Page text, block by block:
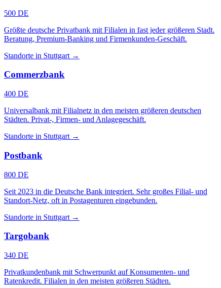
500 DE
Größte deutsche Privatbank mit Filialen in fast jeder größeren Stadt.
Beratung, Premium-Banking und Firmenkunden-Geschäft.
Standorte in Stuttgart →
Commerzbank
400 DE
Universalbank mit Filialnetz in den meisten größeren deutschen
Städten. Privat-, Firmen- und Anlagegeschäft.
Standorte in Stuttgart →
Postbank
800 DE
Seit 2023 in die Deutsche Bank integriert. Sehr großes Filial- und
Standort-Netz, oft in Postagenturen eingebunden.
Standorte in Stuttgart →
Targobank
340 DE
Privatkundenbank mit Schwerpunkt auf Konsumenten- und
Ratenkredit. Filialen in den meisten größeren Städten.